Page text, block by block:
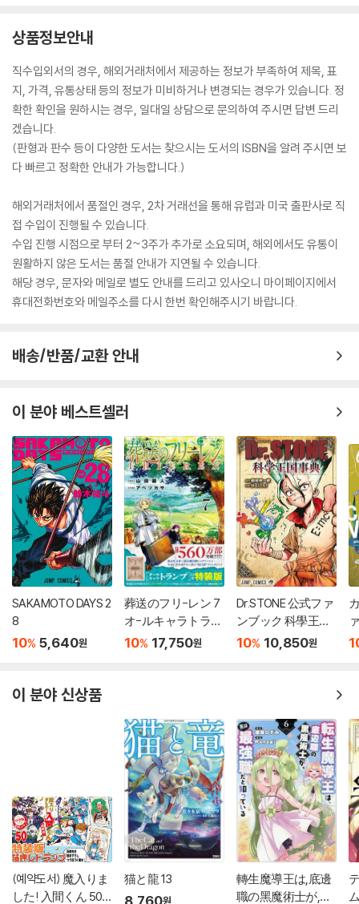
상품정보안내
직수입외서의 경우, 해외거래처에서 제공하는 정보가 부족하여 제목, 표
지, 가격, 유통상태 등의 정보가 미비하거나 변경되는 경우가 있습니다. 정
확한 확인을 원하시는 경우, 일대일 상담으로 문의하여 주시면 답변 드리
겠습니다.
(판형과 판수 등이 다양한 도서는 찾으시는 도서의 ISBN을 알려 주시면 보
다 빠르고 정확한 안내가 가능합니다.)
해외거래처에서 품절인 경우, 2차 거래선을 통해 유럽과 미국 출판사로 직
접 수입이 진행될 수 있습니다.
수입 진행 시점으로 부터 2~3주가 추가로 소요되며, 해외에서도 유통이
원활하지 않은 도서는 품절 안내가 지연될 수 있습니다.
해당 경우, 문자와 메일로 별도 안내를 드리고 있사오니 마이페이지에서
휴대전화번호와 메일주소를 다시 한번 확인해주시기 바랍니다.
배송/반품/교환 안내
이 분야 베스트셀러
SAKAMOTO DAYS 2
8
10% 5,640원
葬送のフリ-レン 7
オ-ルキャラトラン
プ付き特裝版
10% 17,750원
Dr.STONE 公式ファ
ンブック 科學王國
事典
10% 10,850원
이 분야 신상품
(예약도서) 魔入りま
した! 入間くん 50
猫と龍 13
8,760원
轉生魔導王は,底邊
職の黑魔術士が,實